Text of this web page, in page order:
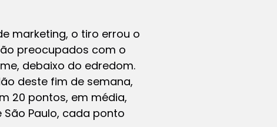
marketing, o tiro errou o
preocupados com o
debaixo do edredom.
deste fim de semana,
20 pontos, em média,
Paulo, cada ponto